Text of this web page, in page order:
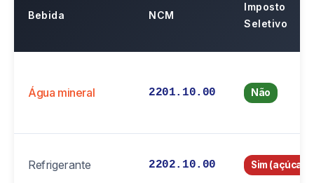
Bebida NCM
Imposto
Seletivo
Água mineral 2201.10.00 Não
Refrigerante 2202.10.00 Sim (açúcar)